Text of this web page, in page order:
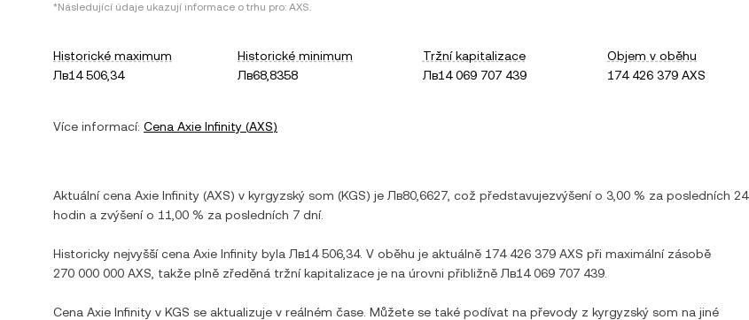
*Následující údaje ukazují informace o trhu pro: AXS.
Historické maximum
Лв14 506,34
Historické minimum
Лв68,8358
Tržní kapitalizace
Лв14 069 707 439
Objem v oběhu
174 426 379 AXS
Více informací: Cena Axie Infinity (AXS)
Aktuální cena Axie Infinity (AXS) v kyrgyzský som (KGS) je Лв80,6627 , což představujezvýšenío 3,00 % za posledních 24
hodin a zvýšenío 11,00 % za posledních 7 dní.
Historicky nejvyšší cena Axie Infinity byla Лв14 506,34. V oběhu je aktuálně 174 426 379 AXS při maximální zásobě
270 000 000 AXS , takže plně zředěná tržní kapitalizace je na úrovni přibližně Лв14 069 707 439
Cena Axie Infinity v KGS se aktualizuje v reálném čase. Můžete se také podívat na převody z kyrgyzský som na jiné